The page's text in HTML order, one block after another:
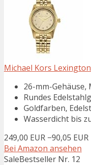
Michael Kors
26-mm-
Rundes
Goldfarben,
Wasserdicht bis
249,00 EUR −90,05 EUR
Bei Amazon ansehen
SaleBestseller Nr. 12